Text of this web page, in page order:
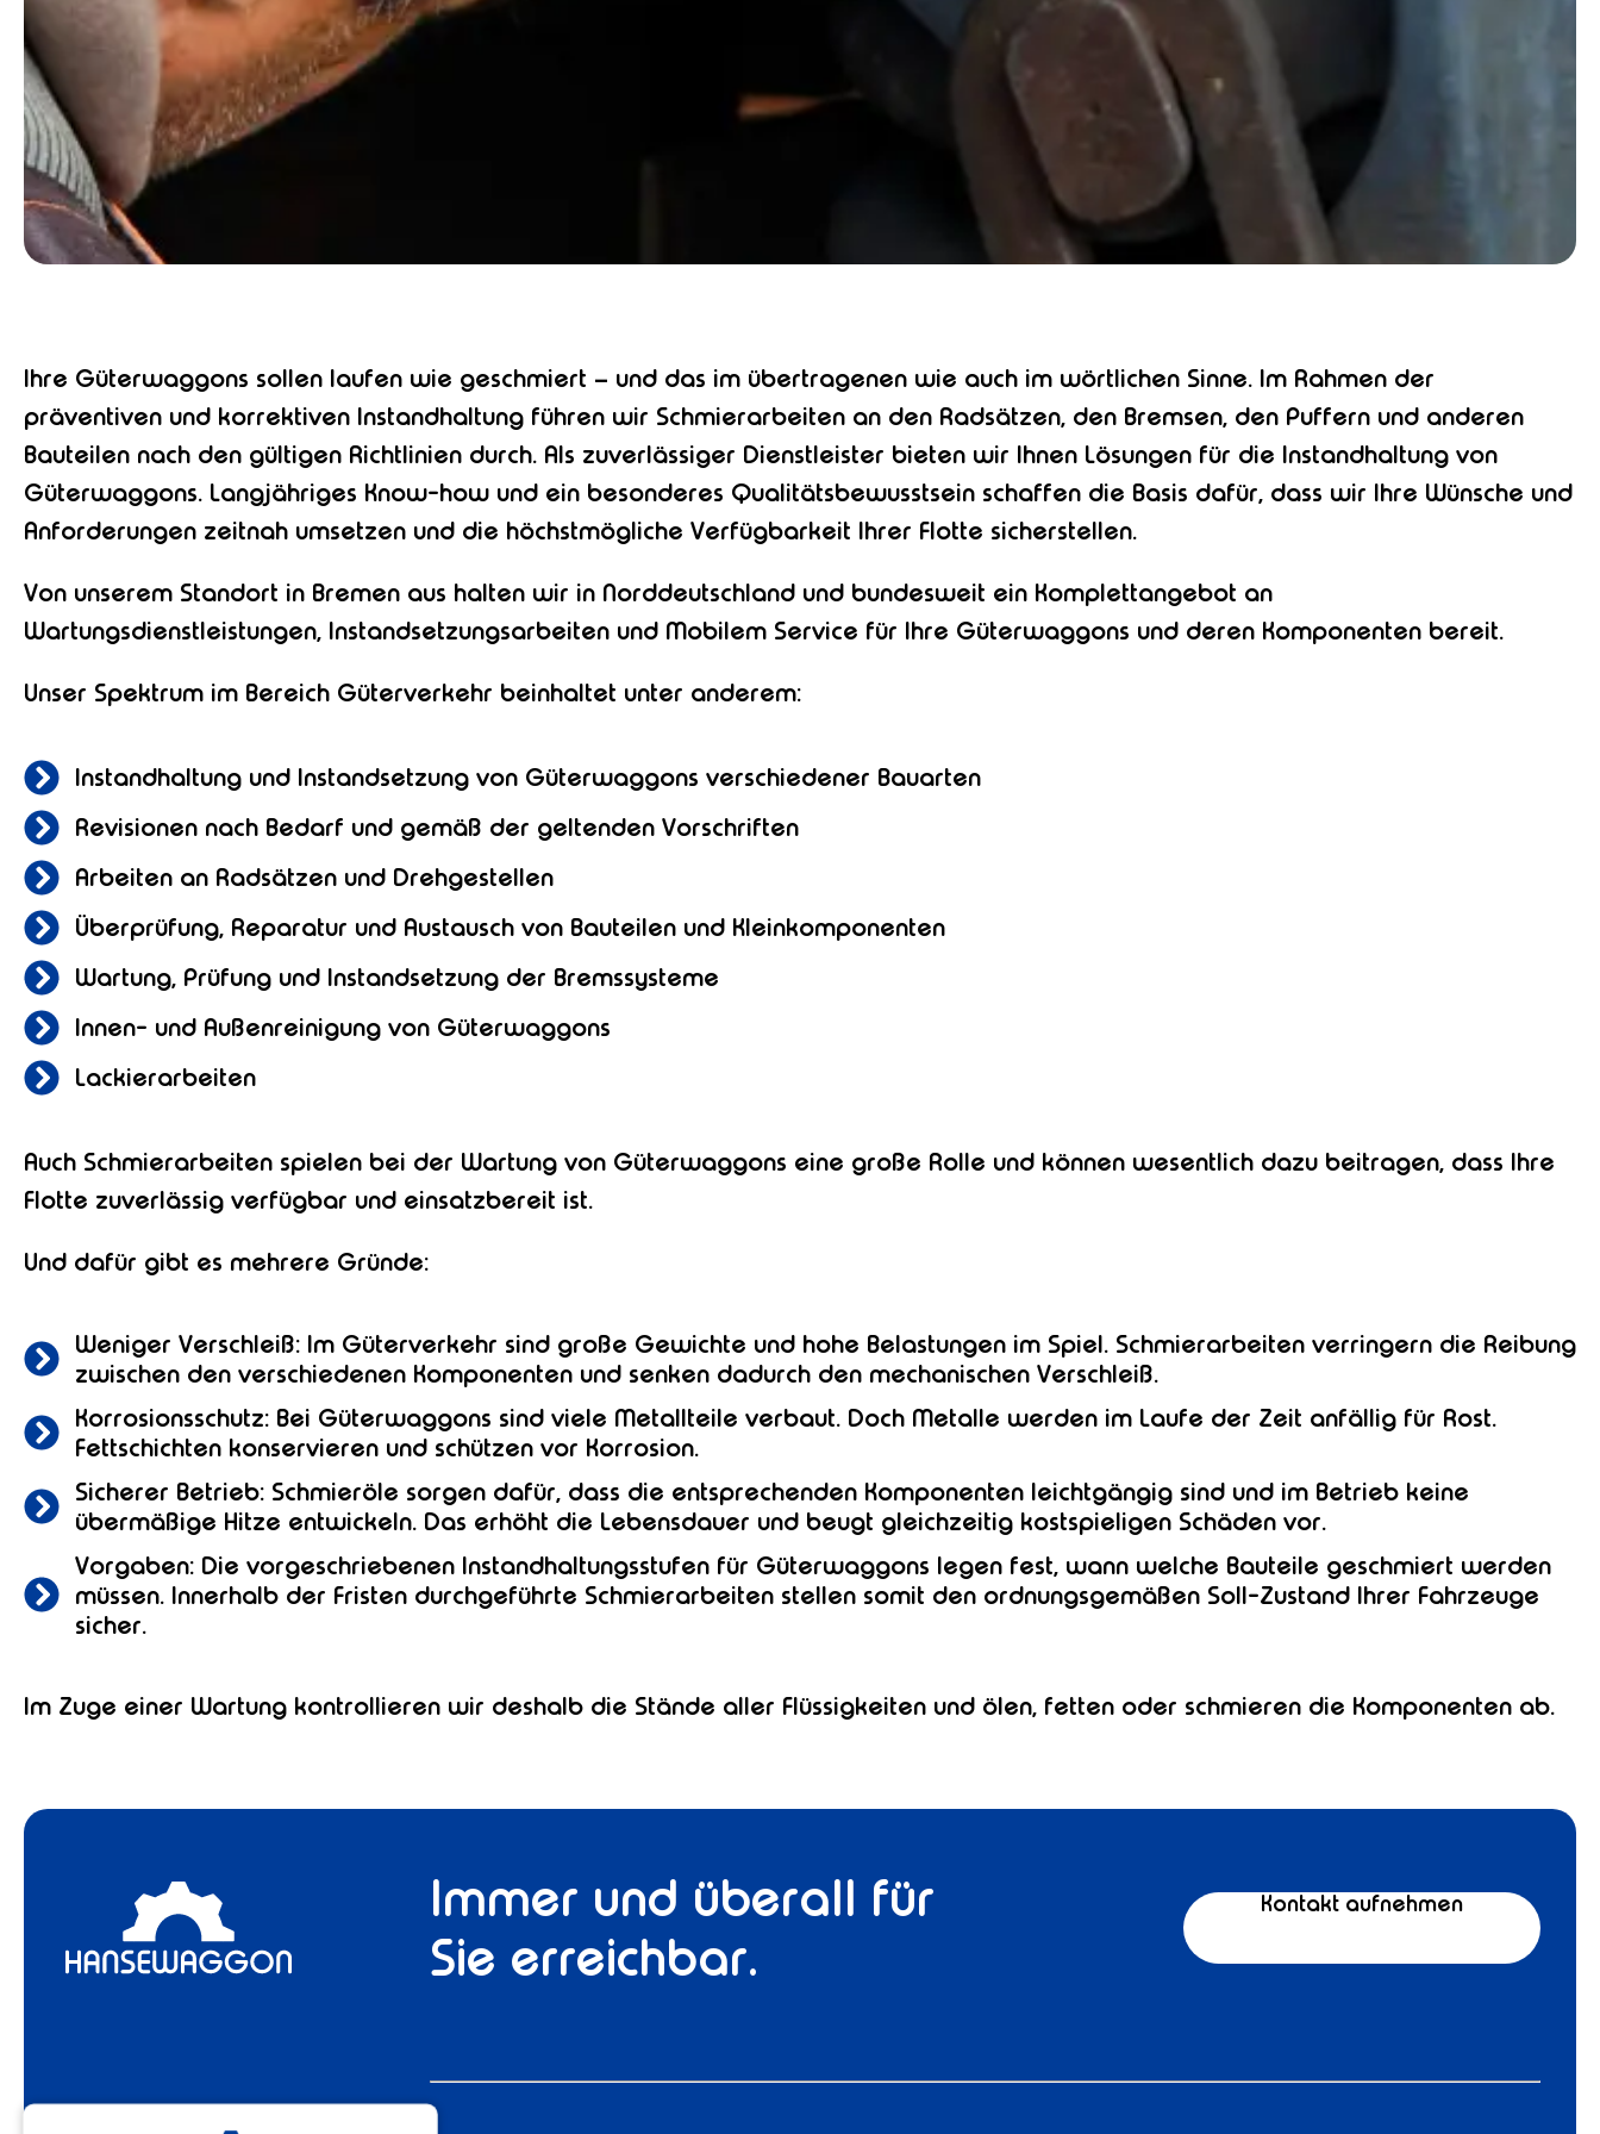
Ihre Güterwaggons sollen laufen wie geschmiert – und das im übertragenen wie auch im wörtlichen Sinne. Im Rahmen der
präventiven und korrektiven Instandhaltung führen wir Schmierarbeiten an den Radsätzen, den Bremsen, den Puffern und anderen
Bauteilen nach den gültigen Richtlinien durch. Als zuverlässiger Dienstleister bieten wir Ihnen Lösungen für die Instandhaltung von
Güterwaggons. Langjähriges Know-how und ein besonderes Qualitätsbewusstsein schaffen die Basis dafür, dass wir Ihre Wünsche und
Anforderungen zeitnah umsetzen und die höchstmögliche Verfügbarkeit Ihrer Flotte sicherstellen.
Von unserem Standort in Bremen aus halten wir in Norddeutschland und bundesweit ein Komplettangebot an
Wartungsdienstleistungen, Instandsetzungsarbeiten und Mobilem Service für Ihre Güterwaggons und deren Komponenten bereit.
Unser Spektrum im Bereich Güterverkehr beinhaltet unter anderem:
Instandhaltung und Instandsetzung von Güterwaggons verschiedener Bauarten
Revisionen nach Bedarf und gemäß der geltenden Vorschriften
Arbeiten an Radsätzen und Drehgestellen
Überprüfung, Reparatur und Austausch von Bauteilen und Kleinkomponenten
Wartung, Prüfung und Instandsetzung der Bremssysteme
Innen- und Außenreinigung von Güterwaggons
Lackierarbeiten
Auch Schmierarbeiten spielen bei der Wartung von Güterwaggons eine große Rolle und können wesentlich dazu beitragen, dass Ihre
Flotte zuverlässig verfügbar und einsatzbereit ist.
Und dafür gibt es mehrere Gründe:
Weniger Verschleiß: Im Güterverkehr sind große Gewichte und hohe Belastungen im Spiel. Schmierarbeiten verringern die Reibung
zwischen den verschiedenen Komponenten und senken dadurch den mechanischen Verschleiß.
Korrosionsschutz: Bei Güterwaggons sind viele Metallteile verbaut. Doch Metalle werden im Laufe der Zeit anfällig für Rost.
Fettschichten konservieren und schützen vor Korrosion.
Sicherer Betrieb: Schmieröle sorgen dafür, dass die entsprechenden Komponenten leichtgängig sind und im Betrieb keine
übermäßige Hitze entwickeln. Das erhöht die Lebensdauer und beugt gleichzeitig kostspieligen Schäden vor.
Vorgaben: Die vorgeschriebenen Instandhaltungsstufen für Güterwaggons legen fest, wann welche Bauteile geschmiert werden
müssen. Innerhalb der Fristen durchgeführte Schmierarbeiten stellen somit den ordnungsgemäßen Soll-Zustand Ihrer Fahrzeuge
sicher.
Im Zuge einer Wartung kontrollieren wir deshalb die Stände aller Flüssigkeiten und ölen, fetten oder schmieren die Komponenten ab.
Immer und überall für
Sie erreichbar.
Kontakt aufnehmen